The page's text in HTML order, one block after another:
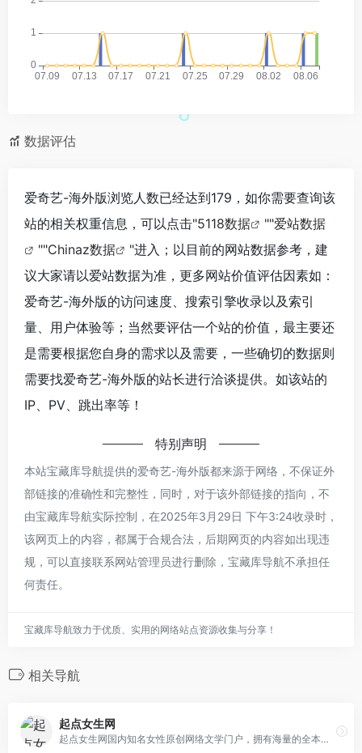
数据评估
爱奇艺-海外版浏览人数已经达到179，如你需要查询该
站的相关权重信息，可以点击"5118数据 ""爱站数据
""Chinaz数据
"进入；以目前的网站数据参考，建
议大家请以爱站数据为准，更多网站价值评估因素如：
爱奇艺-海外版的访问速度、搜索引擎收录以及索引
量、用户体验等；当然要评估一个站的价值，最主要还
是需要根据您自身的需求以及需要，一些确切的数据则
需要找爱奇艺-海外版的站长进行洽谈提供。如该站的
IP、PV、跳出率等！
特别声明
本站宝藏库导航提供的爱奇艺-海外版都来源于网络，不保证外
部链接的准确性和完整性，同时，对于该外部链接的指向，不
由宝藏库导航实际控制，在2025年3月29日 下午3:24收录时，
该网页上的内容，都属于合规合法，后期网页的内容如出现违
规，可以直接联系网站管理员进行删除，宝藏库导航不承担任
何责任。
宝藏库导航致力于优质、实用的网络站点资源收集与分享！
相关导航
起点女生网
起点女生网国内知名女性原创网络文学门户，拥有海量的全本小说作品，提供原创小说免费在线阅读，每日更新现代言情、古代言情、浪漫青春、仙侠奇缘、玄幻言情等作品连载，看言情小说就来起点女生网。